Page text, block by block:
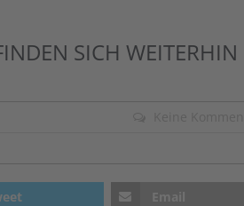
SICH WEITERHIN
Email